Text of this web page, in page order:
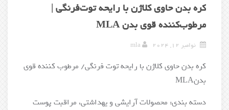
کره بدن حاوی کلاژن با رایحه توت‌فرنگی |
مرطوب‌کننده قوی بدن MLA
نوامبر 12, 2024 mla
کره بدن حاوی کلاژن با رایحه توت فرنگی/ مرطوب کننده قوی
بدنMLA
دسته بندی: محصولات آرایشی و یهداشتی، مراقبت پوست